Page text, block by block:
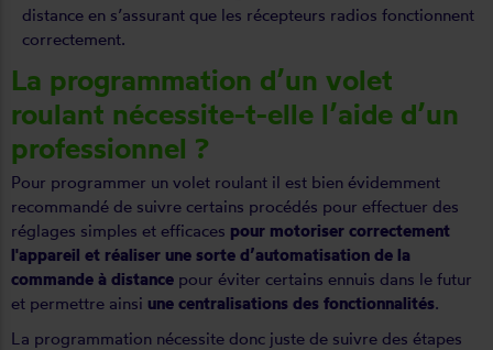
distance en s’assurant que les récepteurs radios fonctionnent
correctement.
La programmation d’un volet
roulant nécessite-t-elle l’aide d’un
professionnel ?
Pour programmer un volet roulant il est bien évidemment
recommandé de suivre certains procédés pour effectuer des
réglages simples et efficaces pour motoriser correctement
l'appareil et réaliser une sorte d’automatisation de la
commande à distance pour éviter certains ennuis dans le futur
et permettre ainsi une centralisations des fonctionnalités.
La programmation nécessite donc juste de suivre des étapes